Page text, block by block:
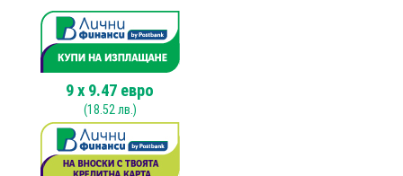
9x 9.47 евро
(18.52 лв.)